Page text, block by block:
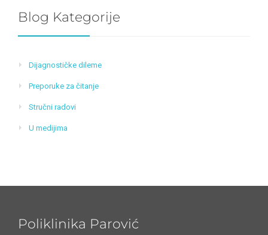
Blog Kategorije
Dijagnostičke dileme
Preporuke za čitanje
Stručni radovi
U medijima
Poliklinika Parović